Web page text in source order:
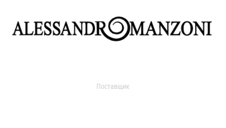
Поставщик